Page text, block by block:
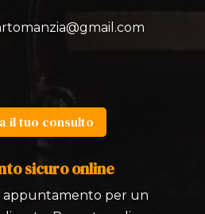
il tuo consulto
sicuro online
appuntamento per un